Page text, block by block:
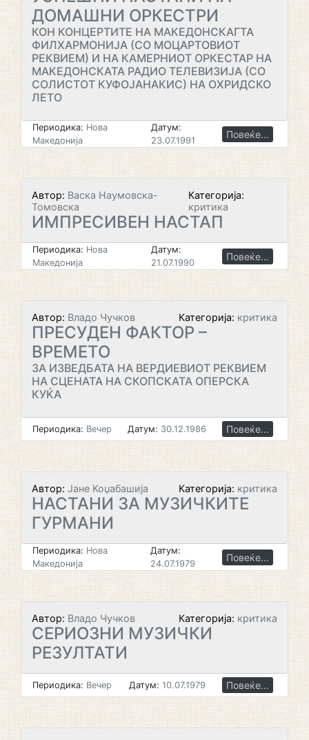
ДОМАШНИ ОРКЕСТРИ
КОН КОНЦЕРТИТЕ НА МАКЕДОНСКАГТА
ФИЛХАРМОНИЈА (СО МОЦАРТОВИОТ
РЕКВИЕМ) И НА КАМЕРНИОТ ОРКЕСТАР НА
МАКЕДОНСКАТА РАДИО ТЕЛЕВИЗИЈА (СО
СОЛИСТОТ КУФОЈАНАКИС) НА ОХРИДСКО
ЛЕТО
Периодика: Нова
Македонија
Датум:
23.07.1991
Повеќе...
Автор: Васка Наумовска-
Томовска
Категорија:
критика
ИМПРЕСИВЕН НАСТАП
Периодика: Нова
Македонија
Датум:
21.07.1990
Повеќе...
Автор: Владо Чучков Категорија: критика
ПРЕСУДЕН ФАКТОР –
ВРЕМЕТО
ЗА ИЗВЕДБАТА НА ВЕРДИЕВИОТ РЕКВИЕМ
НА СЦЕНАТА НА СКОПСКАТА ОПЕРСКА
КУЌА
Периодика: Вечер Датум: 30.12.1986 Повеќе...
Автор: Јане Коџабашија Категорија: критика
НАСТАНИ ЗА МУЗИЧКИТЕ
ГУРМАНИ
Периодика: Нова
Македонија
Датум:
24.07.1979
Повеќе...
Автор: Владо Чучков Категорија: критика
СЕРИОЗНИ МУЗИЧКИ
РЕЗУЛТАТИ
Периодика: Вечер Датум: 10.07.1979 Повеќе...